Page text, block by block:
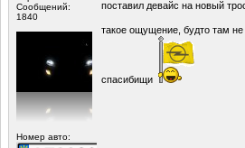
Сообщений:
1840
Номер авто:
поставил девайс на новый
такое ощущение, будто там не
спасибищи